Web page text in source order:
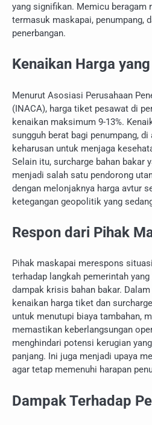
yang signifikan. Memicu beragam
termasuk maskapai, penumpang,
penerbangan.
Kenaikan Harga
Menurut Asosiasi Perusahaan
(INACA), harga tiket pesawat di
kenaikan maksimum 9-13%.
sungguh berat bagi penumpang,
keharusan untuk menjaga
Selain itu, surcharge bahan bakar
menjadi salah satu pendorong
dengan melonjaknya harga avtur
ketegangan geopolitik yang
Respon dari Pihak
Pihak maskapai merespons
terhadap langkah pemerintah
dampak krisis bahan bakar.
kenaikan harga tiket dan
untuk menutupi biaya tambahan,
memastikan keberlangsungan
menghindari potensi kerugian
panjang. Ini juga menjadi upaya
agar tetap memenuhi harapan
Dampak Terhadap